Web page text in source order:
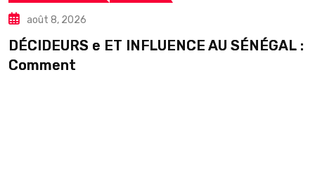
août 8, 2026
DÉCIDEURS e ET INFLUENCE AU SÉNÉGAL :
Comment